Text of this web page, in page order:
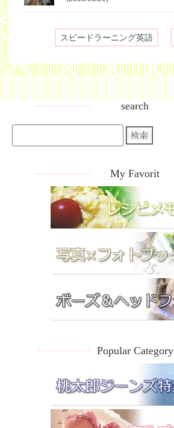
スピードラーニング英語
search
My Favorit
Popular Category